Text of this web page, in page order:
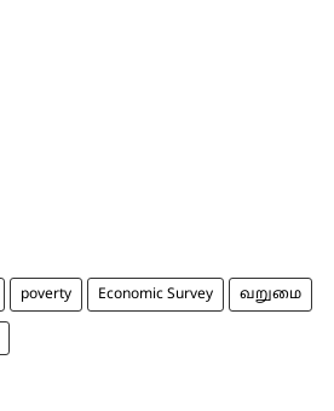
poverty Economic Survey வறுமை